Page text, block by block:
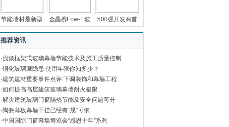
节能墙材是新型 金晶携Low-E玻 500强开发商首
推荐资讯
·浅谈框架式玻璃幕墙节能技术及施工质量控制
·钢化玻璃藏隐患 使用年限你知多少？
·建筑建材重要事件点评:下调装饰和幕墙工程
·如何提高高层建筑玻璃幕墙耐火极限
·解决建筑玻璃门窗隔热节能及安全问题可分
·陶瓷薄板幕墙干挂已经有“规”可依
·中国国际门窗幕墙博览会“感恩十年”系列